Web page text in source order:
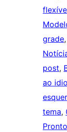
grade,
post,
ao
tema,